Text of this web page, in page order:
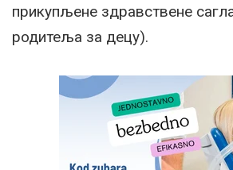
прикупљене здравствене
родитеља за децу).